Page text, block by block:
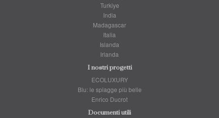
Turkiye
India
Madagascar
Italia
Islanda
Irlanda
I nostri progetti
ECOLUXURY
Blu: le spiagge più belle
Enrico Ducrot
Documenti utili